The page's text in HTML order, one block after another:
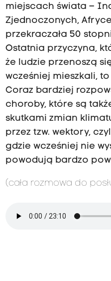
miejscach świata –
Zjednoczonych,
przekraczała 50
Ostatnia przyczyna,
że ludzie przenoszą
wcześniej mieszkali,
Coraz bardziej
choroby, które są
skutkami zmian
przez tzw. wektory,
gdzie wcześniej nie
powodują bardzo
(cała rozmowa do